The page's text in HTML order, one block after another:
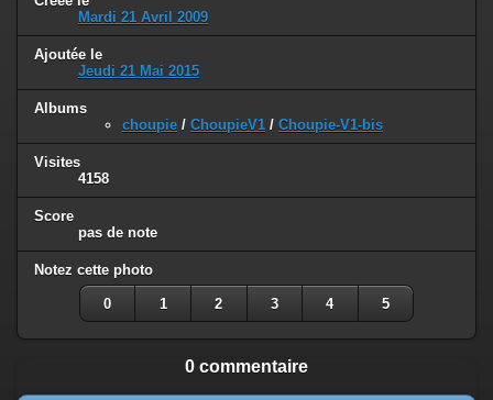
Mardi 21 Avril 2009
Ajoutée le
Jeudi 21 Mai 2015
Albums
choupie / ChoupieV1 / Choupie-V1-bis
Visites
4158
Score
pas de note
Notez cette photo
0 1 2 3 4 5
0 commentaire